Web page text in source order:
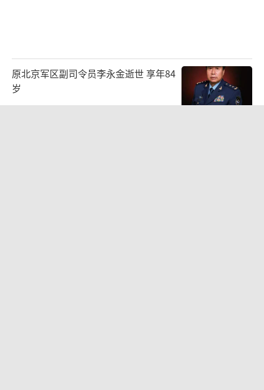
原北京军区副司令员李永金逝世 享年84
岁
2026-08-09 07:16:45